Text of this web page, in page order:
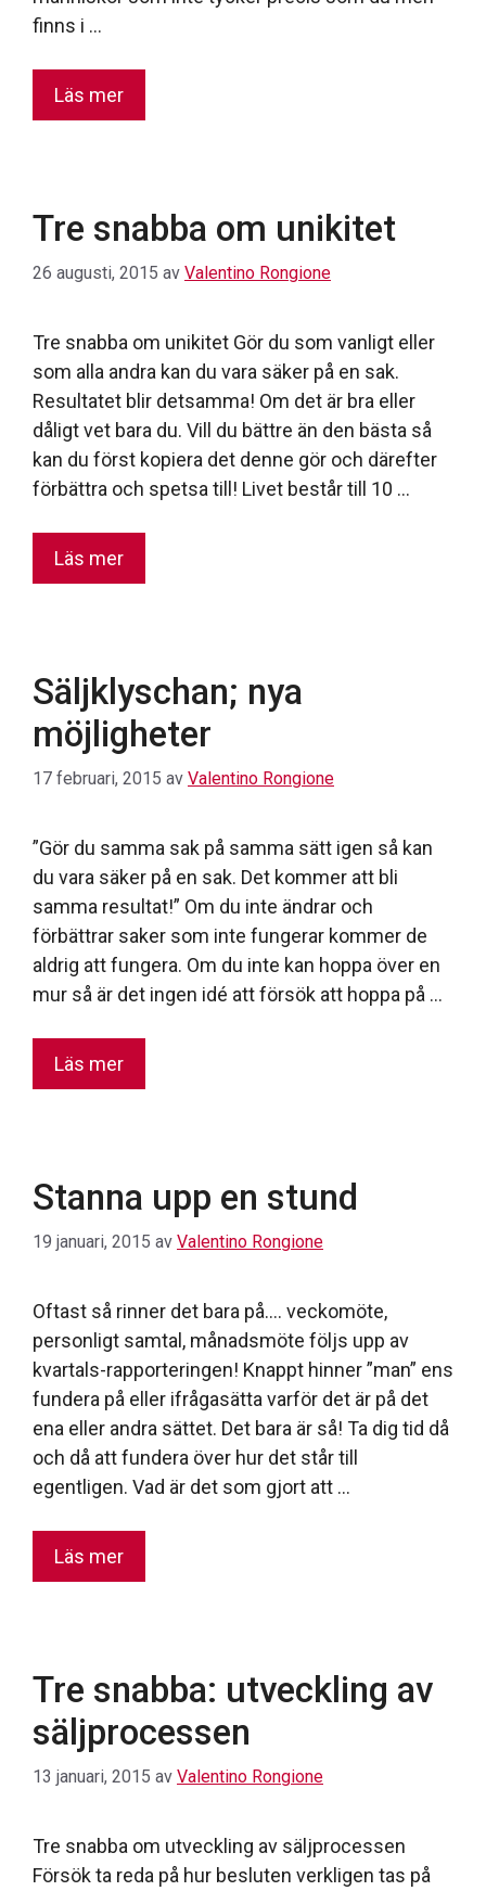
finns i …
Läs mer
Tre snabba om unikitet
26 augusti, 2015 av Valentino Rongione
Tre snabba om unikitet Gör du som vanligt eller
som alla andra kan du vara säker på en sak.
Resultatet blir detsamma! Om det är bra eller
dåligt vet bara du. Vill du bättre än den bästa så
kan du först kopiera det denne gör och därefter
förbättra och spetsa till! Livet består till 10 …
Läs mer
Säljklyschan; nya
möjligheter
17 februari, 2015 av Valentino Rongione
”Gör du samma sak på samma sätt igen så kan
du vara säker på en sak. Det kommer att bli
samma resultat!” Om du inte ändrar och
förbättrar saker som inte fungerar kommer de
aldrig att fungera. Om du inte kan hoppa över en
mur så är det ingen idé att försök att hoppa på …
Läs mer
Stanna upp en stund
19 januari, 2015 av Valentino Rongione
Oftast så rinner det bara på…. veckomöte,
personligt samtal, månadsmöte följs upp av
kvartals-rapporteringen! Knappt hinner ”man” ens
fundera på eller ifrågasätta varför det är på det
ena eller andra sättet. Det bara är så! Ta dig tid då
och då att fundera över hur det står till
egentligen. Vad är det som gjort att …
Läs mer
Tre snabba: utveckling av
säljprocessen
13 januari, 2015 av Valentino Rongione
Tre snabba om utveckling av säljprocessen
Försök ta reda på hur besluten verkligen tas på